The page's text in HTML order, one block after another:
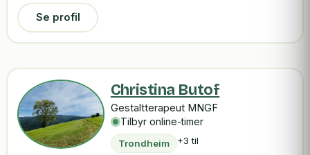
Se profil
Christina Butof
Gestaltterapeut MNGF
Tilbyr online-timer
Trondheim +3 til